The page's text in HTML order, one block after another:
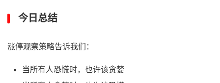
今日总结
涨停观察策略告诉我们：
当所有人恐慌时，也许该贪婪